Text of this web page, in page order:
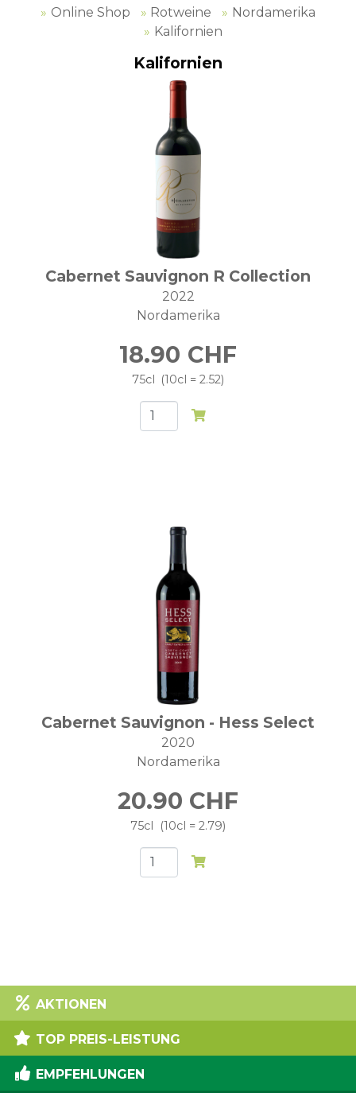
Online Shop Rotweine
Nordamerika
Kalifornien
Kalifornien
Cabernet Sauvignon R Collection
2022
Nordamerika
18.90 CHF
75cl 10cl = 2.52
Cabernet Sauvignon - Hess Select
2020
Nordamerika
20.90 CHF
75cl 10cl = 2.79
AKTIONEN
TOP PREIS-LEISTUNG
EMPFEHLUNGEN